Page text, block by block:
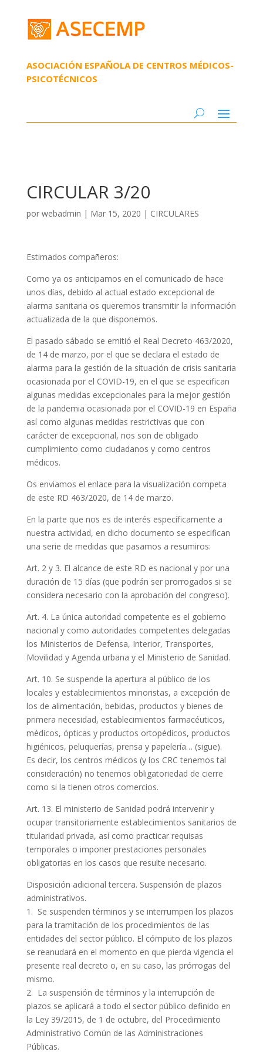
ASOCIACIÓN ESPAÑOLA DE CENTROS MÉDICOS-
PSICOTÉCNICOS
CIRCULAR 3/20
por webadmin | Mar 15, 2020 | CIRCULARES
Estimados compañeros:
Como ya os anticipamos en el comunicado de hace
unos días, debido al actual estado excepcional de
alarma sanitaria os queremos transmitir la información
actualizada de la que disponemos.
El pasado sábado se emitió el Real Decreto 463/2020,
de 14 de marzo, por el que se declara el estado de
alarma para la gestión de la situación de crisis sanitaria
ocasionada por el COVID-19, en el que se especifican
algunas medidas excepcionales para la mejor gestión
de la pandemia ocasionada por el COVID-19 en España
así como algunas medidas restrictivas que con
carácter de excepcional, nos son de obligado
cumplimiento como ciudadanos y como centros
médicos.
Os enviamos el enlace para la visualización competa
de este RD 463/2020, de 14 de marzo.
En la parte que nos es de interés específicamente a
nuestra actividad, en dicho documento se especifican
una serie de medidas que pasamos a resumiros:
Art. 2 y 3. El alcance de este RD es nacional y por una
duración de 15 días (que podrán ser prorrogados si se
considera necesario con la aprobación del congreso).
Art. 4. La única autoridad competente es el gobierno
nacional y como autoridades competentes delegadas
los Ministerios de Defensa, Interior, Transportes,
Movilidad y Agenda urbana y el Ministerio de Sanidad.
Art. 10. Se suspende la apertura al público de los
locales y establecimientos minoristas, a excepción de
los de alimentación, bebidas, productos y bienes de
primera necesidad, establecimientos farmacéuticos,
médicos, ópticas y productos ortopédicos, productos
higiénicos, peluquerías, prensa y papelería… (sigue).
Es decir, los centros médicos (y los CRC tenemos tal
consideración) no tenemos obligatoriedad de cierre
como si la tienen otros comercios.
Art. 13. El ministerio de Sanidad podrá intervenir y
ocupar transitoriamente establecimientos sanitarios de
titularidad privada, así como practicar requisas
temporales o imponer prestaciones personales
obligatorias en los casos que resulte necesario.
Disposición adicional tercera. Suspensión de plazos
administrativos.
1. Se suspenden términos y se interrumpen los plazos
para la tramitación de los procedimientos de las
entidades del sector público. El cómputo de los plazos
se reanudará en el momento en que pierda vigencia el
presente real decreto o, en su caso, las prórrogas del
mismo.
2. La suspensión de términos y la interrupción de
plazos se aplicará a todo el sector público definido en
la Ley 39/2015, de 1 de octubre, del Procedimiento
Administrativo Común de las Administraciones
Públicas.